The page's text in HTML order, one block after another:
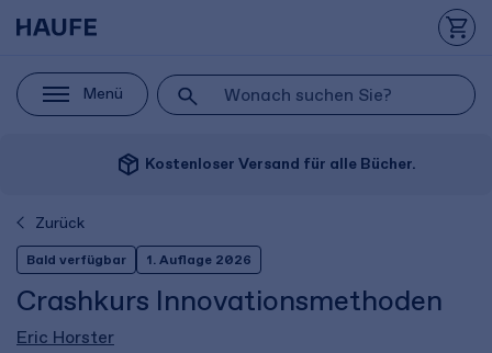
Menü
package_2 Kostenloser Versand für alle Bücher.
Zurück
Bald verfügbar 1. Auflage 2026
Crashkurs Innovationsmethoden
Eric Horster